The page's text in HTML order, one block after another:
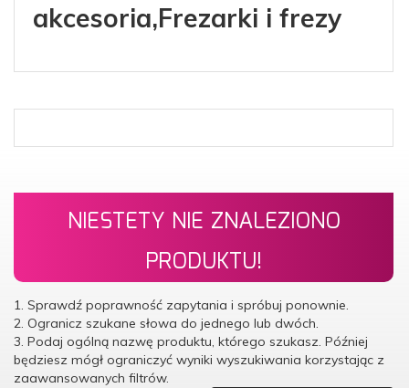
akcesoria,Frezarki i frezy
NIESTETY NIE ZNALEZIONO
PRODUKTU!
1. Sprawdź poprawność zapytania i spróbuj ponownie.
2. Ogranicz szukane słowa do jednego lub dwóch.
3. Podaj ogólną nazwę produktu, którego szukasz. Później
będziesz mógł ograniczyć wyniki wyszukiwania korzystając z
zaawansowanych filtrów.